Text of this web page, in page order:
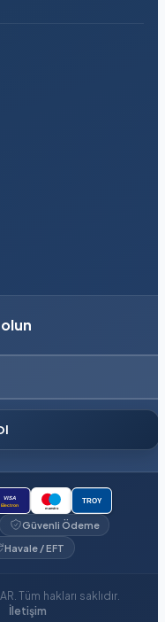
VISA
Electron
maestro
TROY
Güvenli Ödeme
Havale / EFT
Tüm hakları saklıdır.
İletişim